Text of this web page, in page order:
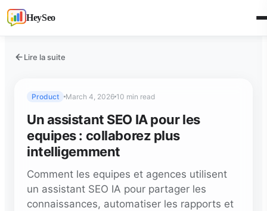
HeySeo
Lire la suite
Product March 4, 2026 10 min read
Un assistant SEO IA pour les
equipes : collaborez plus
intelligemment
Comment les equipes et agences utilisent
un assistant SEO IA pour partager les
connaissances, automatiser les rapports et